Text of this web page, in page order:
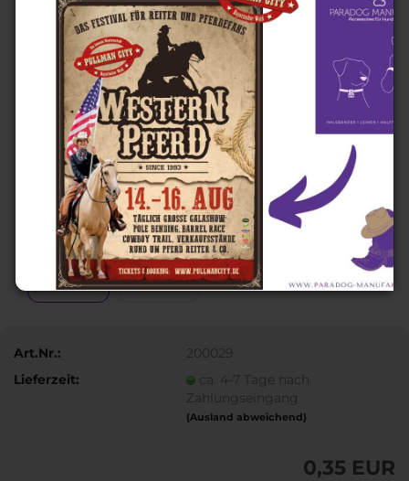
Art.Nr.:
200029
Lieferzeit:
ca. 4-7 Tage nach
Zahlungseingang
(Ausland abweichend)
0,35 EUR